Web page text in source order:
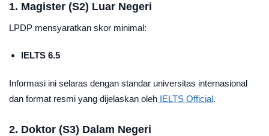
1. Magister (S2) Luar Negeri
LPDP mensyaratkan skor minimal:
IELTS 6.5
Informasi ini selaras dengan standar universitas internasional
dan format resmi yang dijelaskan oleh IELTS Official.
2. Doktor (S3) Dalam Negeri